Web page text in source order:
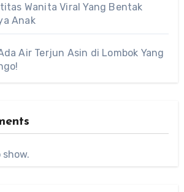
Wanita Viral Yang Bentak
Anak
Air Terjun Asin di Lombok Yang